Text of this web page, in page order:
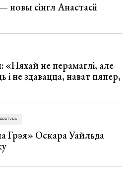
новы сінгл Анастасіі
«Няхай не перамаглі, але
і не здавацца, нават цяпер,
Грэя» Оскара Уайльда